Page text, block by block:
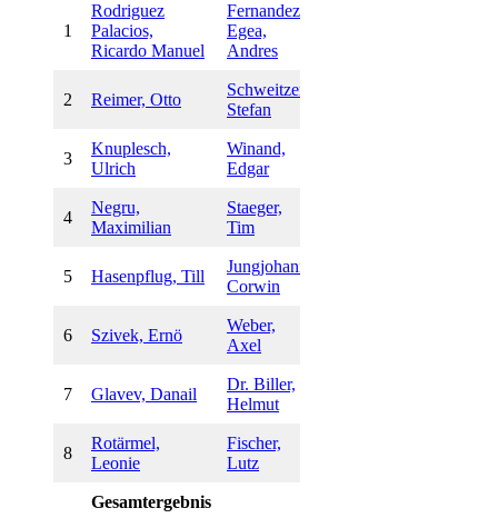
1
Rodriguez
Palacios,
Ricardo Manuel
Fernandez
Egea,
Andres
2 Reimer, Otto
Schweitzer,
Stefan
3
Knuplesch,
Ulrich
Winand,
Edgar
4
Negru,
Maximilian
Staeger,
Tim
5 Hasenpflug, Till
Jungjohann,
Corwin
6 Szivek, Ernö
Weber,
Axel
7 Glavev, Danail
Dr. Biller,
Helmut
8
Rotärmel,
Leonie
Fischer,
Lutz
Gesamtergebnis